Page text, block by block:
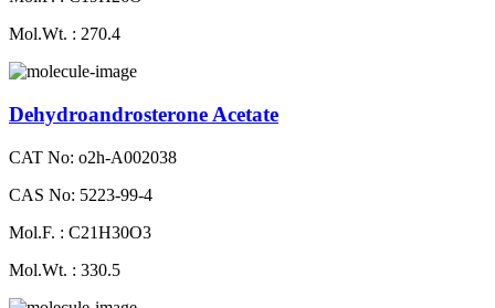
Mol.Wt. : 270.4
Dehydroandrosterone Acetate
CAT No: o2h-A002038
CAS No: 5223-99-4
Mol.F. : C21H30O3
Mol.Wt. : 330.5